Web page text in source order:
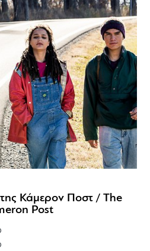
Κάμερον Ποστ / The
Post